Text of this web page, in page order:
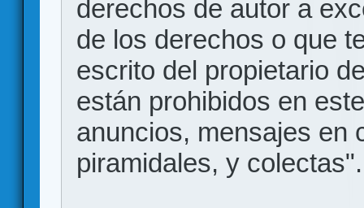
derechos de autor a
de los derechos o que
escrito del propietario
están prohibidos en
anuncios, mensajes en
piramidales, y colectas".